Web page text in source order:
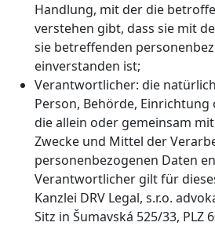
Handlung, mit der die
verstehen gibt, dass sie mit
sie betreffenden
einverstanden ist;
Verantwortlicher: die
Person, Behörde, Einrichtung
die allein oder gemeinsam
Zwecke und Mittel der
personenbezogenen Daten
Verantwortlicher gilt für
Kanzlei DRV Legal, s.r.o.
Sitz in Šumavská 525/33, PLZ